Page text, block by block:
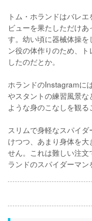
トム・ホランドはバレ
ビューを果たしただけ
す。幼い頃に器械体操
ン役の体作りのため、
したのだとか。
ホランドのInstagramに
やスタントの練習風景な
ような身のこなしを観る
スリムで身軽なスパイ
けつつ、あまり身体を
せん。これは難しい注
ランドのスパイダーマン